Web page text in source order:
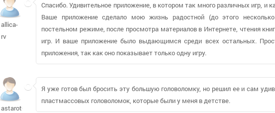
allica-
rv
Спасибо. Удивительное приложение, в котором так много различных игр, и
Ваше приложение сделало мою жизнь радостной (до этого
постельном режиме, после просмотра материалов в Интернете, чтения
игр. И ваше приложение было выдающимся среди всех остальных.
приложения, так как оно показывает только одну игру.
astarot611
Я уже готов был бросить эту большую головоломку, но решил ее и сам
пластмассовых головоломок, которые были у меня в детстве.